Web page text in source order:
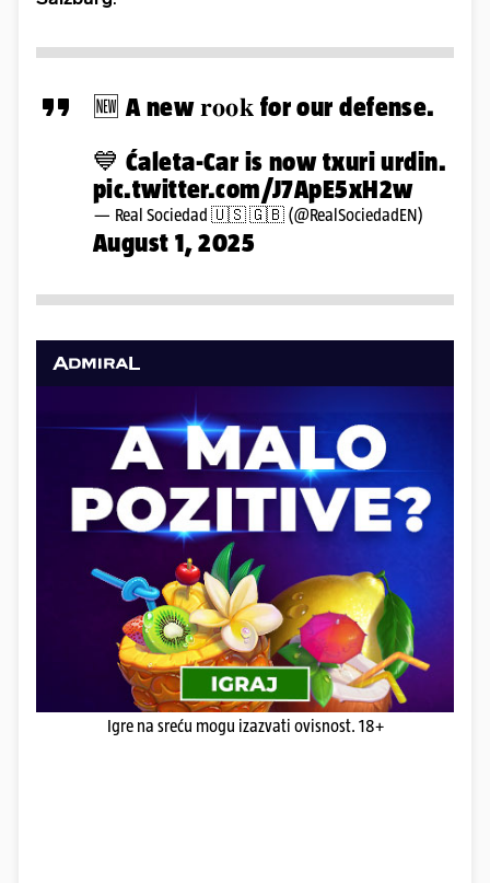
🆕 A new 𝐫𝐨𝐨𝐤 for our defense.
💙 Ćaleta-Car is now txuri urdin.
pic.twitter.com/J7ApE5xH2w
— Real Sociedad 🇺🇸 🇬🇧 (@RealSociedadEN)
August 1, 2025
Igre na sreću mogu izazvati ovisnost. 18+